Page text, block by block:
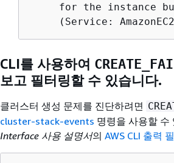
for the instance
(Service:
CLI를 사용하여
보고 필터링할 수 있습니다.
클러스터 생성 문제를 진단하려면
cluster-stack-events 명령을 사용할 수
Interface 사용 설명서의 AWS CLI 출력